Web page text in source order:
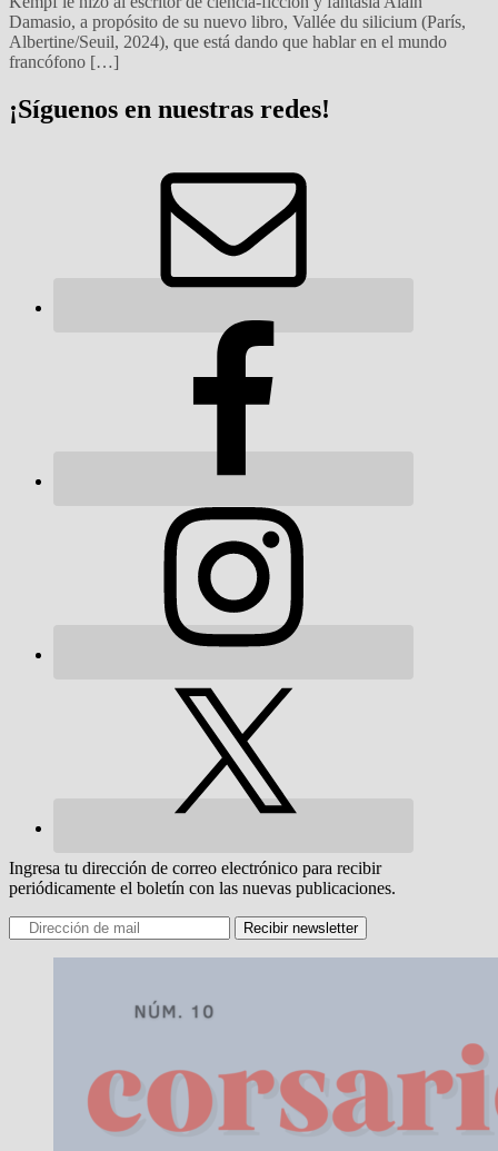
Damasio, a propósito de su nuevo libro, Vallée du silicium (París,
Albertine/Seuil, 2024), que está dando que hablar en el mundo
francófono […]
¡Síguenos en nuestras redes!
Ingresa tu dirección de correo electrónico para recibir
periódicamente el boletín con las nuevas publicaciones.
Recibir newsletter